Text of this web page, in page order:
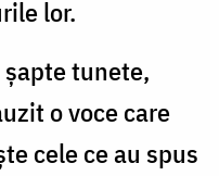
lor.
şapte tunete,
o voce care
cele ce au spus